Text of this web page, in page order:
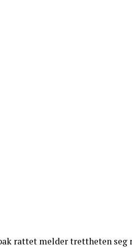
rattet melder trettheten seg